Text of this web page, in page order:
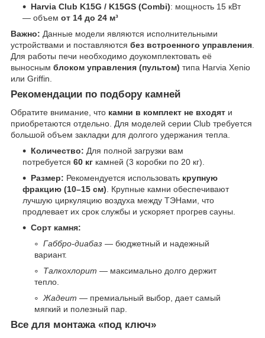
Harvia Club K15G / K15GS (Combi): мощность 15 кВт
— объем от 14 до 24 м³
Важно: Данные модели являются исполнительными
устройствами и поставляются без встроенного управления.
Для работы печи необходимо доукомплектовать её
выносным блоком управления (пультом) типа Harvia Xenio
или Griffin.
Рекомендации по подбору камней
Обратите внимание, что камни в комплект не входят и
приобретаются отдельно. Для моделей серии Club требуется
большой объем закладки для долгого удержания тепла.
Количество: Для полной загрузки вам
потребуется 60 кг камней (3 коробки по 20 кг).
Размер: Рекомендуется использовать крупную
фракцию (10–15 см) . Крупные камни обеспечивают
лучшую циркуляцию воздуха между ТЭНами, что
продлевает их срок службы и ускоряет прогрев сауны.
Сорт камня:
Габбро-диабаз — бюджетный и надежный
вариант.
Талкохлорит — максимально долго держит
тепло.
Жадеит — премиальный выбор, дает самый
мягкий и полезный пар.
Все для монтажа «под ключ»